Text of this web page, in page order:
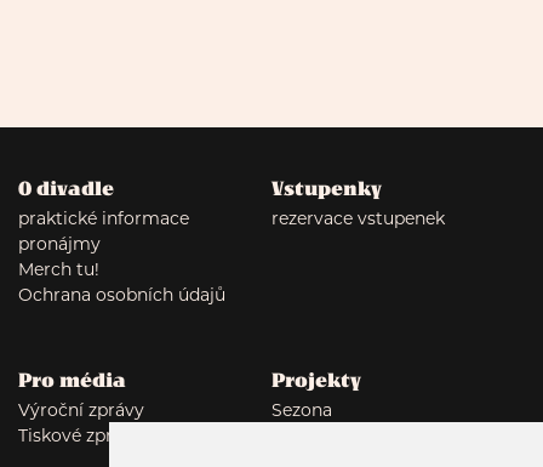
O divadle
praktické informace
pronájmy
Merch tu!
Ochrana osobních údajů
Vstupenky
rezervace vstupenek
Pro média
Výroční zprávy
Tiskové zprávy
Projekty
Sezona